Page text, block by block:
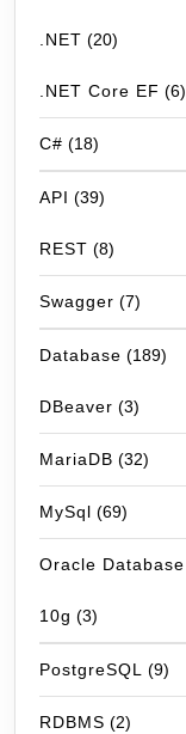
.NET (20)
.NET Core EF (6)
C# (18)
API (39)
REST (8)
Swagger (7)
Database (189)
DBeaver (3)
MariaDB (32)
MySql (69)
Oracle Database
10g (3)
PostgreSQL (9)
RDBMS (2)